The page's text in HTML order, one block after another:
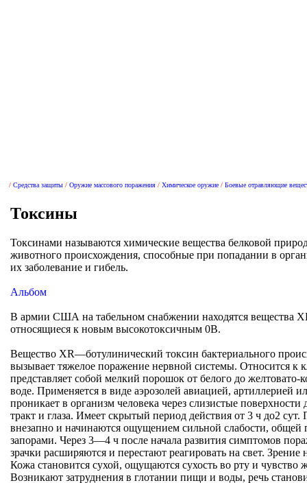
/ / / /
Токсинами называются химические вещества белковой
животного происхождения, способные при попадании в
В армии США на табельном снабжении находятся
Вещество ХR—ботулинический токсин бактериального
вызывает тяжелое поражение нервной системы. Относится к
представляет собой мелкий порошок от белого до желтовато-
воде. Применяется в виде аэрозолей авиацией, артиллерией
проникает в организм человека через слизистые
тракт и глаза. Имеет скрытый период действия от 3 ч до2
внезапно и начинаются ощущением сильной слабости, общей
запорами. Через 3—4 ч после начала развития симптомов
зрачки расширяются и перестают реагировать на свет. Зрение
Кожа становится сухой, ощущаются сухость во рту и
Возникают затруднения в глотании пищи и воды, речь